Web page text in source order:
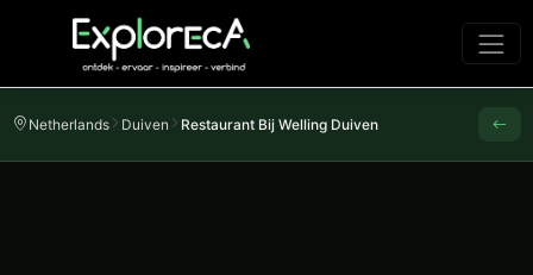
Netherlands Duiven Restaurant Bij Welling Duiven